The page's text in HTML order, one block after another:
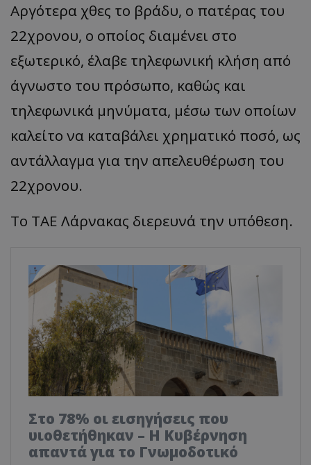
Αργότερα χθες το βράδυ, ο πατέρας του
22χρονου, ο οποίος διαμένει στο
εξωτερικό, έλαβε τηλεφωνική κλήση από
άγνωστο του πρόσωπο, καθώς και
τηλεφωνικά μηνύματα, μέσω των οποίων
καλείτο να καταβάλει χρηματικό ποσό, ως
αντάλλαγμα για την απελευθέρωση του
22χρονου.
Το ΤΑΕ Λάρνακας διερευνά την υπόθεση.
Στο 78% οι εισηγήσεις που
υιοθετήθηκαν – Η Κυβέρνηση
απαντά για το Γνωμοδοτικό